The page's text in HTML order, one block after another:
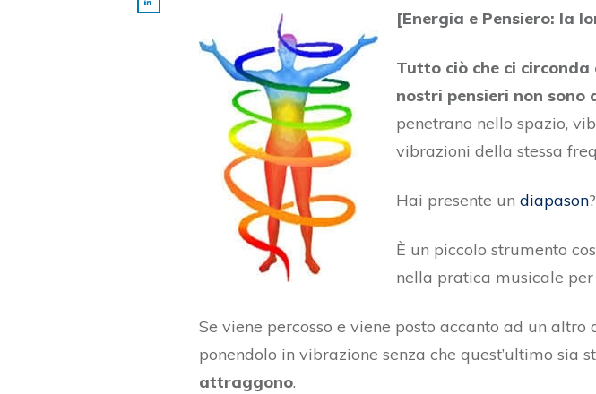
[Energia e Pensiero: la
Tutto ciò che ci
nostri pensieri non
penetrano nello spazio,
vibrazioni della stessa
Hai presente un diapason?
È un piccolo strumento
nella pratica musicale
Se viene percosso e viene posto accanto ad un
ponendolo in vibrazione senza che quest’ultimo sia
attraggono.